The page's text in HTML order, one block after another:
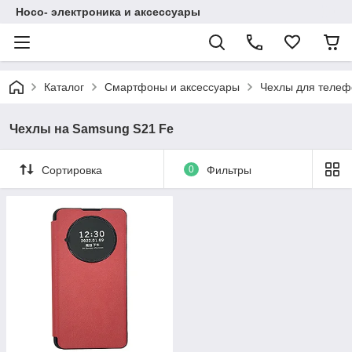
Hoco- электроника и аксессуары
Каталог Смартфоны и аксессуары Чехлы для
Чехлы на Samsung S21 Fe
Сортировка 0 Фильтры